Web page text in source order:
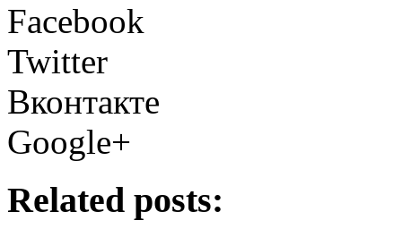
Facebook
Twitter
Вконтакте
Google+
Related posts: